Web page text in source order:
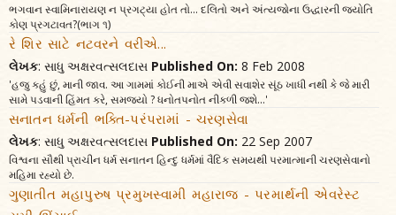
ભગવાન સ્વામિનારાયણ ન પ્રગટ્યા હોત તો... દલિતો અને અંત્યજોના ઉદ્ધારની જ્યોતિ
કોણ પ્રગટાવત?(ભાગ ૧)
રે શિર સાટે નટવરને વરીએ...
લેખક: સાધુ અક્ષરવત્સલદાસ Published On: 8 Feb 2008
'હજુ કહું છું, માની જાવ. આ ગામમાં કોઈની માએ એવી સવાશેર સૂંઠ ખાધી નથી કે જે મારી
સામે પડવાની હિંમત કરે, સમજ્યો ? ધનોતપનોત નીકળી જશે...'
સનાતન ધર્મની ભક્તિ-પરંપરામાં - ચરણસેવા
લેખક: સાધુ અક્ષરવત્સલદાસ Published On: 22 Sep 2007
વિશ્વના સૌથી પ્રાચીન ધર્મ સનાતન હિન્દુ ધર્મમાં વૈદિક સમયથી પરમાત્માની ચરણસેવાનો
મહિમા રહ્યો છે.
ગુણાતીત મહાપુરુષ પ્રમુખસ્વામી મહારાજ - પરમાર્થની એવરેસ્ટ